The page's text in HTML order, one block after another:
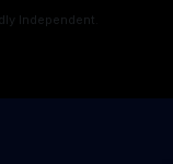
Independent.